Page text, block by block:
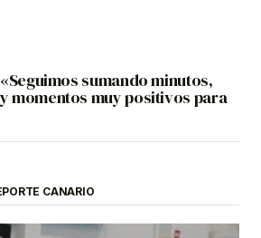
sumando minutos,
momentos muy positivos para
CANARIO